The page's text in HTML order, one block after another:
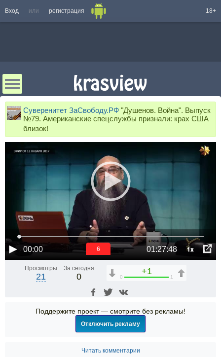
Вход или регистрация 18+
Суверенитет ЗаСвободу.РФ "Душенов. Война". Выпуск
№79. Американские спецслужбы признали: крах США
близок!
00:00 01:27:48 1x
6
Просмотры
21
За сегодня
0
+1
0 1
Поддержите проект — смотрите без рекламы!
Отключить рекламу
Читать комментарии